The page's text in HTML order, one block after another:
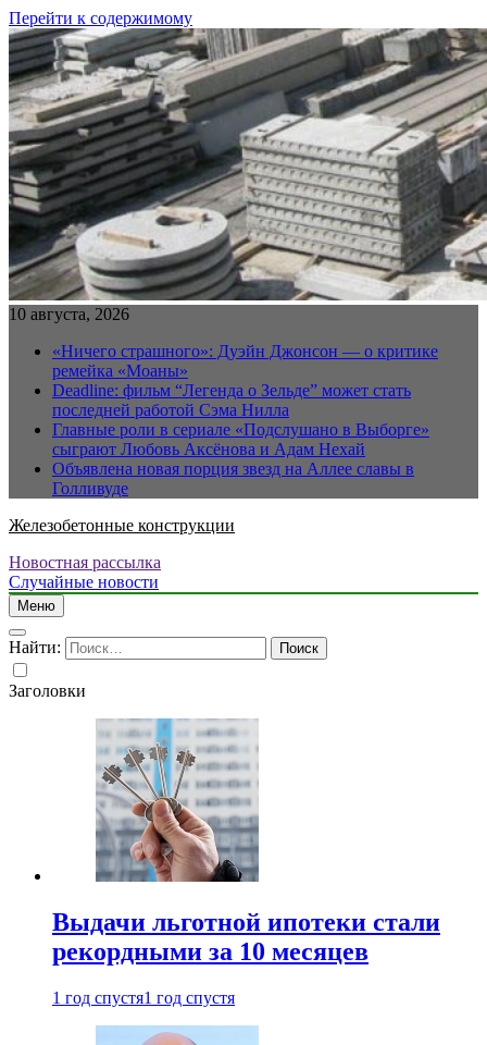
Перейти к содержимому
10 августа, 2026
«Ничего страшного»: Дуэйн Джонсон — о критике
ремейка «Моаны»
Deadline: фильм “Легенда о Зельде” может стать
последней работой Сэма Нилла
Главные роли в сериале «Подслушано в Выборге»
сыграют Любовь Аксёнова и Адам Нехай
Объявлена новая порция звезд на Аллее славы в
Голливуде
Железобетонные конструкции
Новостная рассылка
Случайные новости
Меню
Найти:
Заголовки
Выдачи льготной ипотеки стали
рекордными за 10 месяцев
1 год спустя1 год спустя